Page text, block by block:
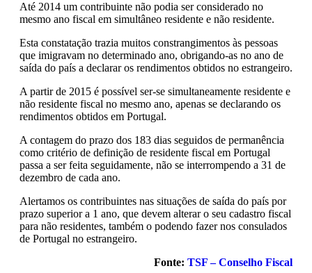
Até 2014 um contribuinte não podia ser considerado no
mesmo ano fiscal em simultâneo residente e não residente.
Esta constatação trazia muitos constrangimentos às pessoas
que imigravam no determinado ano, obrigando-as no ano de
saída do país a declarar os rendimentos obtidos no estrangeiro.
A partir de 2015 é possível ser-se simultaneamente residente e
não residente fiscal no mesmo ano, apenas se declarando os
rendimentos obtidos em Portugal.
A contagem do prazo dos 183 dias seguidos de permanência
como critério de definição de residente fiscal em Portugal
passa a ser feita seguidamente, não se interrompendo a 31 de
dezembro de cada ano.
Alertamos os contribuintes nas situações de saída do país por
prazo superior a 1 ano, que devem alterar o seu cadastro fiscal
para não residentes, também o podendo fazer nos consulados
de Portugal no estrangeiro.
Fonte: TSF – Conselho Fiscal